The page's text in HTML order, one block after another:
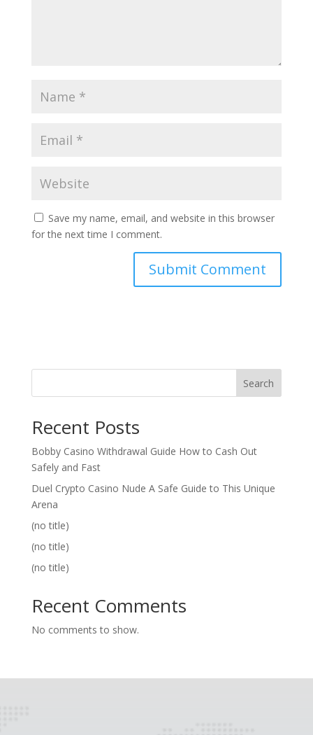
Save my name, email, and website in this browser
for the next time I comment.
Search
Recent Posts
Bobby Casino Withdrawal Guide How to Cash Out
Safely and Fast
Duel Crypto Casino Nude A Safe Guide to This Unique
Arena
(no title)
(no title)
(no title)
Recent Comments
No comments to show.